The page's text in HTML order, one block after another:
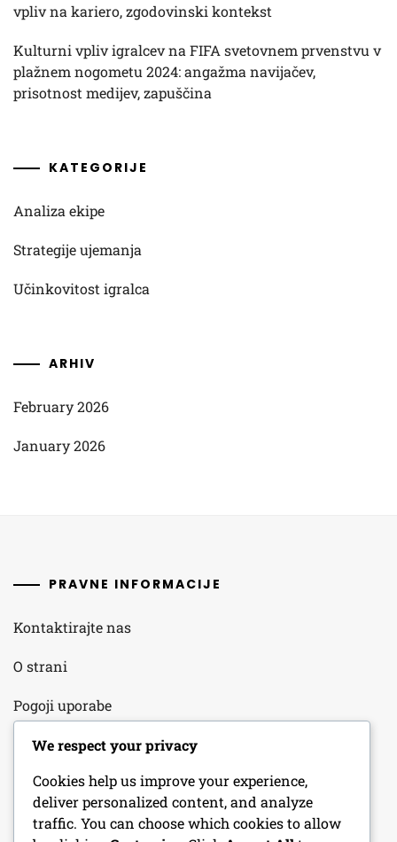
vpliv na kariero, zgodovinski kontekst
Kulturni vpliv igralcev na FIFA svetovnem prvenstvu v
plažnem nogometu 2024: angažma navijačev,
prisotnost medijev, zapuščina
KATEGORIJE
Analiza ekipe
Strategije ujemanja
Učinkovitost igralca
ARHIV
February 2026
January 2026
PRAVNE INFORMACIJE
Kontaktirajte nas
O strani
Pogoji uporabe
Vaša zasebnost
Piškotki in sledenje
We respect your privacy
Cookies help us improve your experience,
deliver personalized content, and analyze
traffic. You can choose which cookies to allow